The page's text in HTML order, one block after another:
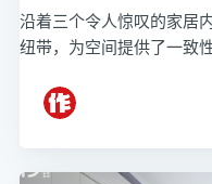
沿着三个令人惊叹的家居
纽带，为空间提供了一致